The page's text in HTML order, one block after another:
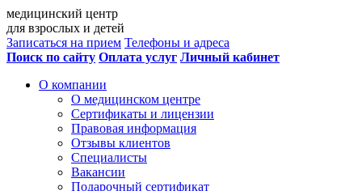
медицинский центр
для взрослых и детей
Записаться на прием Телефоны и адреса
Поиск по сайту Оплата услуг Личный кабинет
О компании
О медицинском центре
Сертификаты и лицензии
Правовая информация
Отзывы клиентов
Специалисты
Вакансии
Подарочный сертификат